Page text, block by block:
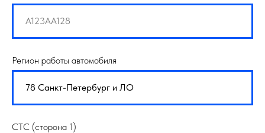
Регион работы автомобиля
СТС (сторона 1)